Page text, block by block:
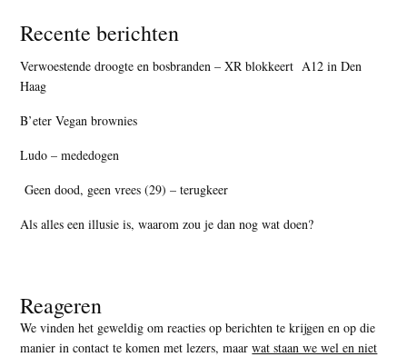
Recente berichten
Verwoestende droogte en bosbranden – XR blokkeert A12 in Den
Haag
B’eter Vegan brownies
Ludo – mededogen
Geen dood, geen vrees (29) – terugkeer
Als alles een illusie is, waarom zou je dan nog wat doen?
Reageren
We vinden het geweldig om reacties op berichten te krijgen en op die
manier in contact te komen met lezers, maarwat staan we wel en niet